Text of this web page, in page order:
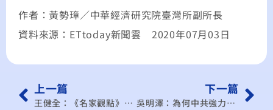
作者：黃勢璋／中華經濟研究院臺灣所副所長
資料來源：ETtoday新聞雲 2020年07月03日
上一篇
王健全：《名家觀點》貨幣政策的局限性與後遺症
下一篇
吳明澤：為何中共強力推動《港版國安法》？寒蟬效應是目的之一